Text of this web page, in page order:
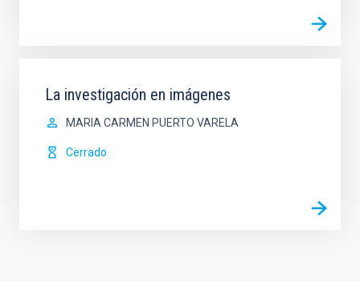
La investigación en imágenes
MARIA CARMEN PUERTO VARELA
Cerrado